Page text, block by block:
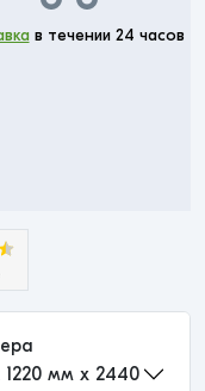
в течении 24 часов
мм x 2440